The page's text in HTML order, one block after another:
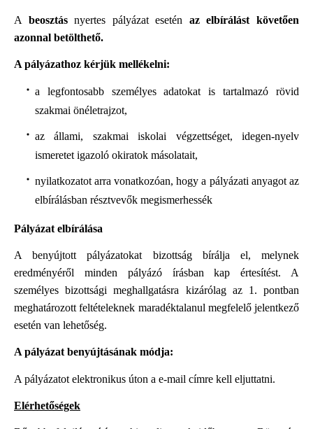
A beosztásnyertes pályázat esetén az elbírálást követően
azonnal betölthető.
A pályázathoz kérjük mellékelni:
a legfontosabb személyes adatokat is tartalmazó rövid
szakmai önéletrajzot,
az állami, szakmai iskolai végzettséget, idegen-nyelv
ismeretet igazoló okiratok másolatait,
nyilatkozatot arra vonatkozóan, hogy a pályázati anyagot az
elbírálásban résztvevők megismerhessék
Pályázat elbírálása
A benyújtott pályázatokat bizottság bírálja el, melynek
eredményéről minden pályázó írásban kap értesítést. A
személyes bizottsági meghallgatásra kizárólag az 1. pontban
meghatározott feltételeknek maradéktalanul megfelelő jelentkező
esetén van lehetőség.
A pályázat benyújtásának módja:
A pályázatot elektronikus úton a e-mail címre kell eljuttatni.
Elérhetőségek